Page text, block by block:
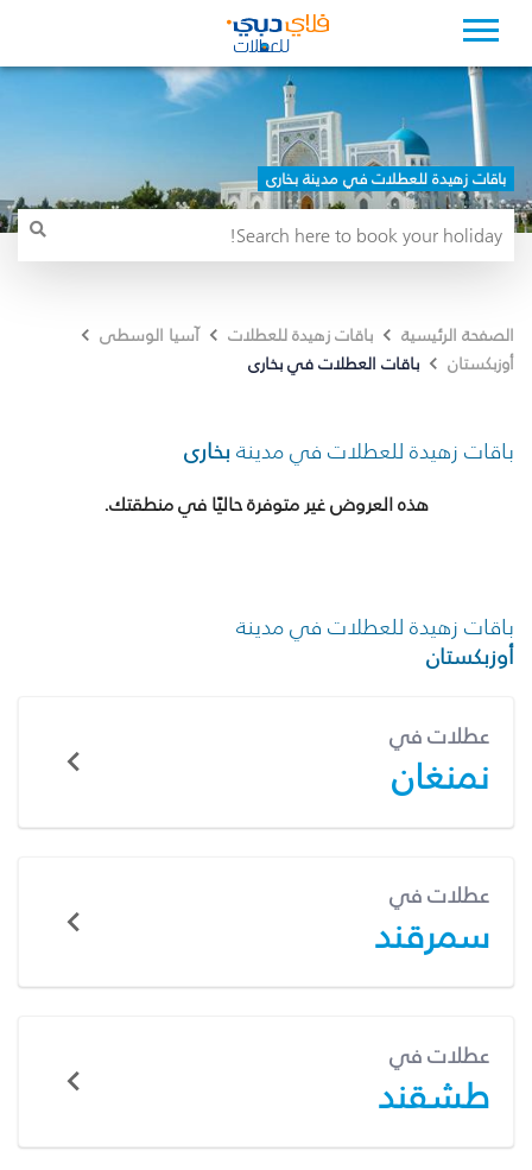
باقات زهيدة للعطلات في مدينة بخارى
الصفحة الرئيسية باقات زهيدة للعطلات
آسيا الوسطى
أوزبكستان
باقات العطلات في بخارى
باقات زهيدة للعطلات في مدينة بخارى
هذه العروض غير متوفرة حاليًا في منطقتك.
باقات زهيدة للعطلات في مدينة
أوزبكستان
عطلات في
نمنغان
عطلات في
سمرقند
عطلات في
طشقند